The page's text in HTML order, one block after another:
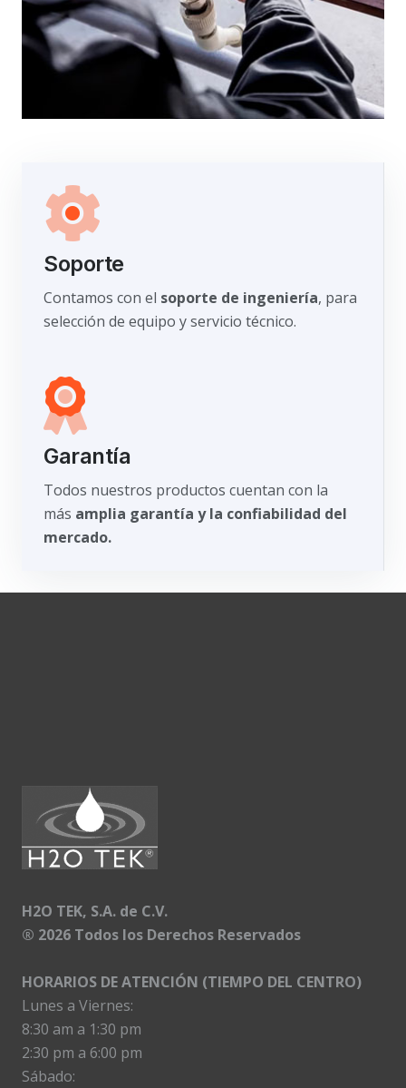
Soporte
Contamos con el soporte de ingeniería, para
selección de equipo y servicio técnico.
Garantía
Todos nuestros productos cuentan con la
más amplia garantía y la confiabilidad del
mercado.
H2O TEK, S.A. de C.V.
® 2026 Todos los Derechos Reservados
HORARIOS DE ATENCIÓN (TIEMPO DEL CENTRO)
Lunes a Viernes:
8:30 am a 1:30 pm
2:30 pm a 6:00 pm
Sábado: